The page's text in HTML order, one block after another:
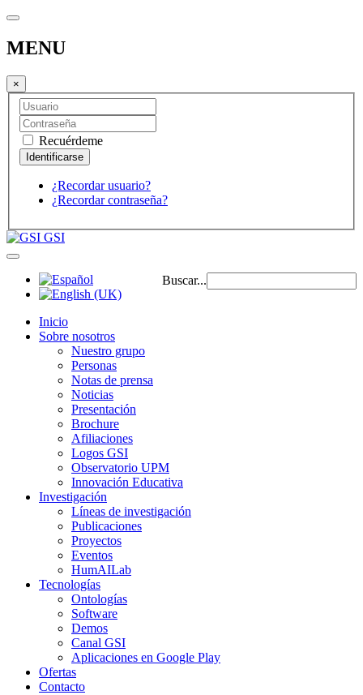
MENU
×
Recuérdeme
¿Recordar usuario?
¿Recordar contraseña?
GSI
Buscar...
Inicio
Sobre nosotros
Nuestro grupo
Personas
Notas de prensa
Noticias
Presentación
Brochure
Afiliaciones
Logos GSI
Observatorio UPM
Innovación Educativa
Investigación
Líneas de investigación
Publicaciones
Proyectos
Eventos
HumAILab
Tecnologías
Ontologías
Software
Demos
Canal GSI
Aplicaciones en Google Play
Ofertas
Contacto